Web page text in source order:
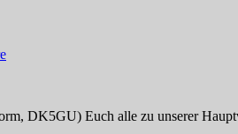
DK5GU) Euch alle zu unserer